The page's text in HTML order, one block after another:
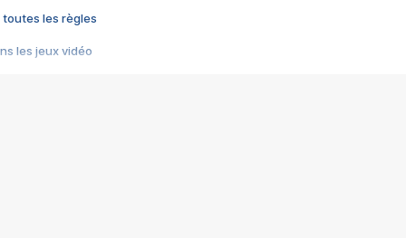
toutes les règles
les jeux vidéo